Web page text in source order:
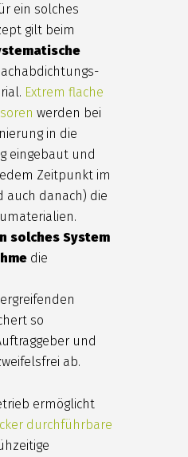
ein solches
gilt beim
Extrem flache
werden bei
in die
eingebaut und
Zeitpunkt im
auch danach) die
solches System
die
so
und
ab.
ermöglicht
durchführbare